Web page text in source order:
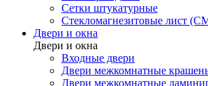
Сетки штукатурные
Стекломагнезитовые лист
Двери и окна
Двери и окна
Входные двери
Двери межкомнатные
Двери межкомнатные